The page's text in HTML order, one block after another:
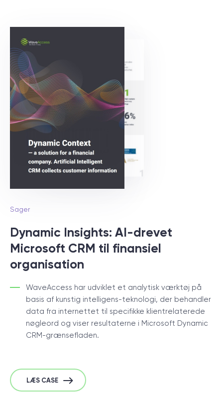
Sager
Dynamic Insights: AI-drevet
Microsoft CRM til finansiel
organisation
WaveAccess har udviklet et analytisk værktøj på
basis af kunstig intelligens-teknologi, der behandler
data fra internettet til specifikke klientrelaterede
nøgleord og viser resultaterne i Microsoft Dynamic
CRM-grænsefladen.
LÆS CASE